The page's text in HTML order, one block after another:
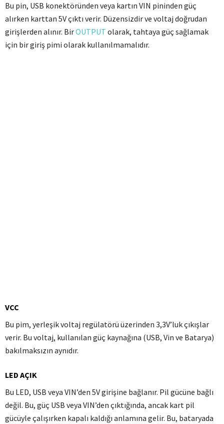
Bu pin, USB konektöründen veya kartın VIN pininden güç
alırken karttan 5V çıktı verir. Düzensizdir ve voltaj doğrudan
girişlerden alınır. BirOUTPUT olarak, tahtaya güç sağlamak
için bir giriş pimi olarak kullanılmamalıdır.
VCC
Bu pim, yerleşik voltaj regülatörü üzerinden 3,3V’luk çıkışlar
verir. Bu voltaj, kullanılan güç kaynağına (USB, Vin ve Batarya)
bakılmaksızın aynıdır.
LED AÇIK
Bu LED, USB veya VIN’den 5V girişine bağlanır. Pil gücüne bağlı
değil. Bu, güç USB veya VIN’den çıktığında, ancak kart pil
gücüyle çalışırken kapalı kaldığı anlamına gelir. Bu, bataryada